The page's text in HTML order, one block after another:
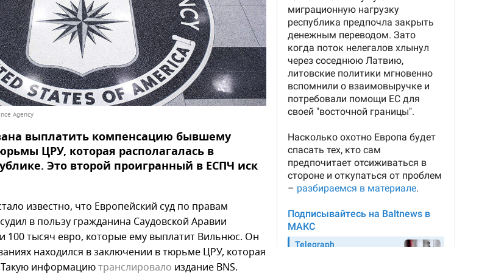
Agency
выплатить компенсацию бывшему
ЦРУ, которая располагалась в
Это второй проигранный в ЕСПЧ иск
известно, что Европейский суд по правам
в пользу гражданина Саудовской Аравии
100 тысяч евро, которые ему выплатит Вильнюс. Он
находился в заключении в тюрьме ЦРУ, которая
Такую информациютранслировало издание BNS.